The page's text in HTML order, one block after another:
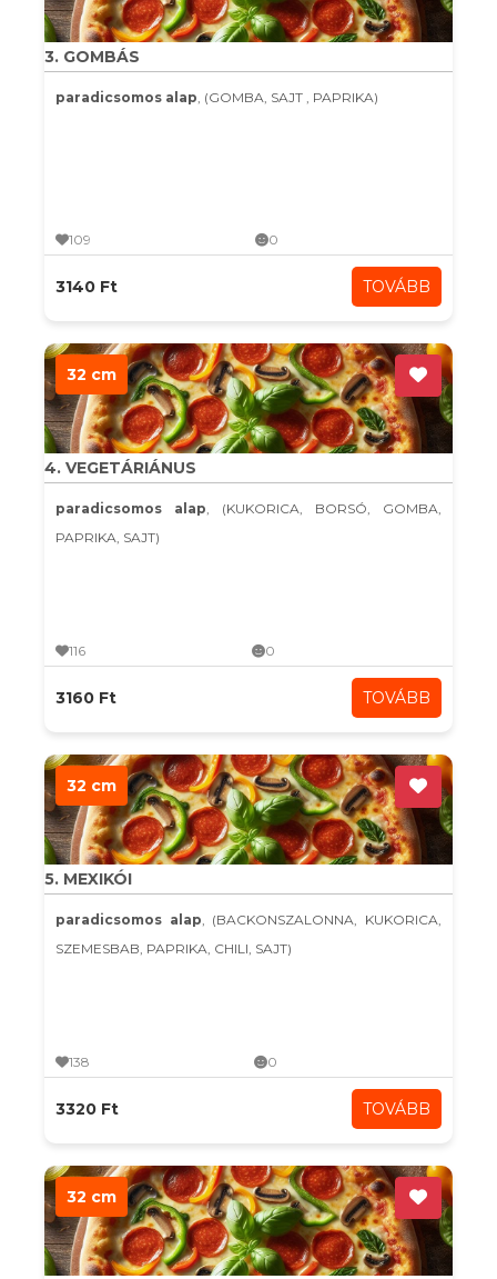
3. GOMBÁS
paradicsomos alap, (GOMBA, SAJT , PAPRIKA)
109 0
3140 Ft TOVÁBB
32 cm
4. VEGETÁRIÁNUS
paradicsomos alap, (KUKORICA, BORSÓ, GOMBA,
PAPRIKA, SAJT)
116 0
3160 Ft TOVÁBB
32 cm
5. MEXIKÓI
paradicsomos alap, (BACKONSZALONNA, KUKORICA,
SZEMESBAB, PAPRIKA, CHILI, SAJT)
138 0
3320 Ft TOVÁBB
32 cm